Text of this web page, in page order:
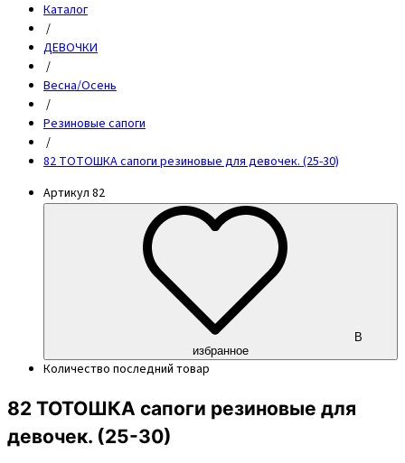
Каталог
/
ДЕВОЧКИ
/
Весна/Осень
/
Резиновые сапоги
/
82 ТОТОШКА сапоги резиновые для девочек. (25-30)
Артикул 82
В
избранное
Количество последний товар
82 ТОТОШКА сапоги резиновые для
девочек. (25-30)